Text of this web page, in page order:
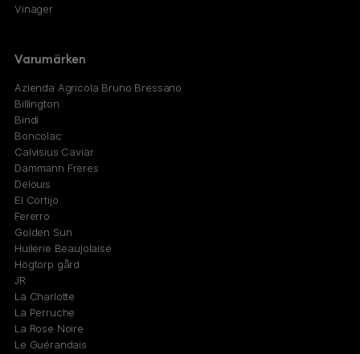
Vinäger
Varumärken
Azienda Agricola Bruno Bressano
Billington
Bindi
Boncolac
Calvisius Caviar
Dammann Freres
Delouis
El Cortijo
Fererro
Golden Sun
Huilerie Beaujolaise
Högtorp gård
JR
La Charlotte
La Perruche
La Rose Noire
Le Guérandais